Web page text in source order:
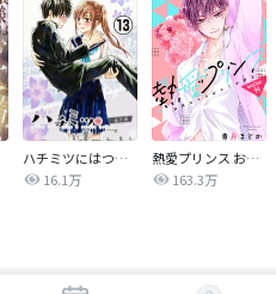
ハチミツにはつこい
16.1万
熱愛プリンス お兄ちゃんはキミが好き
163.3万